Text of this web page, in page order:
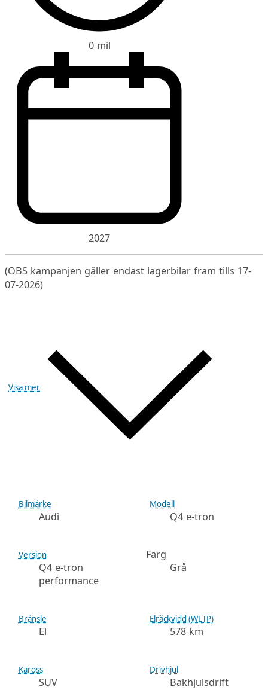
0 mil
2027
(OBS kampanjen gäller endast lagerbilar fram tills 17-
07-2026)
Visa mer
Bilmärke
Audi
Modell
Q4 e-tron
Version
Q4 e-tron
performance
Färg
Grå
Bränsle
El
Elräckvidd (WLTP)
578 km
Kaross
SUV
Drivhjul
Bakhjulsdrift